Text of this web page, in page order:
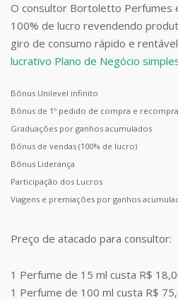
O consultor Bortoletto Perfumes
100% de lucro revendendo
giro de consumo rápido e
lucrativo Plano de Negócio
Bônus Unilevel infinito
Bônus de 1º pedido de compra e recompra
Graduações por ganhos acumulados
Bônus de vendas (100% de lucro)
Bônus Liderança
Participação dos Lucros
Viagens e premiações por ganhos
Preço de atacado para consultor:
1 Perfume de 15 ml custa R$
1 Perfume de 100 ml custa R$